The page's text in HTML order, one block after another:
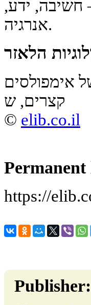
חשיבה, ידע,
אנרגיה.
הלאזר
אימפולסים
קצרים, ש
© elib.co.il
Publisher: